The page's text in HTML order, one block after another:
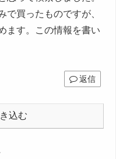
で買ったものですが、
ます。この情報を書い
返信
込む